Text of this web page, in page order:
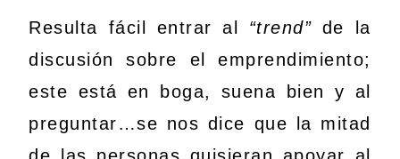
Resulta fácil entrar al “trend” de la
discusión sobre el emprendimiento;
este está en boga, suena bien y al
preguntar…se nos dice que la mitad